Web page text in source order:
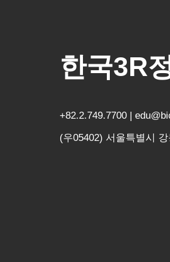
한국3R
+82.2.749.7700 |
(우05402) 서울특별시